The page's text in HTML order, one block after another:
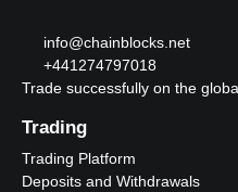
info@chainblocks.net
+441274797018
Trade successfully on the
Trading
Trading Platform
Deposits and Withdrawals